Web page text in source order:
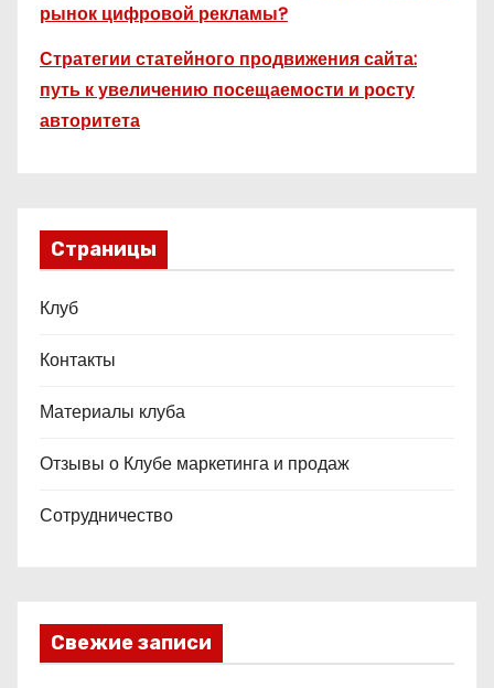
рынок цифровой рекламы?
Стратегии статейного продвижения сайта:
путь к увеличению посещаемости и росту
авторитета
Страницы
Клуб
Контакты
Материалы клуба
Отзывы о Клубе маркетинга и продаж
Сотрудничество
Свежие записи